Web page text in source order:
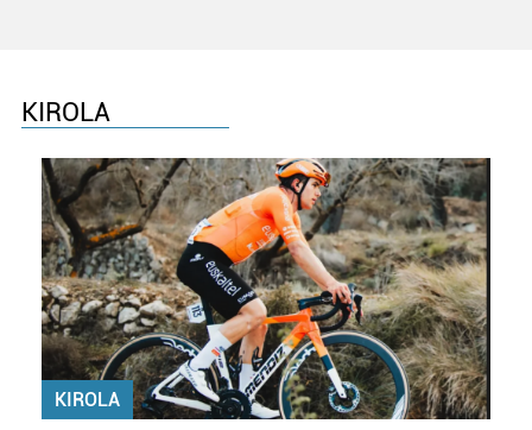
KIROLA
KIROLA